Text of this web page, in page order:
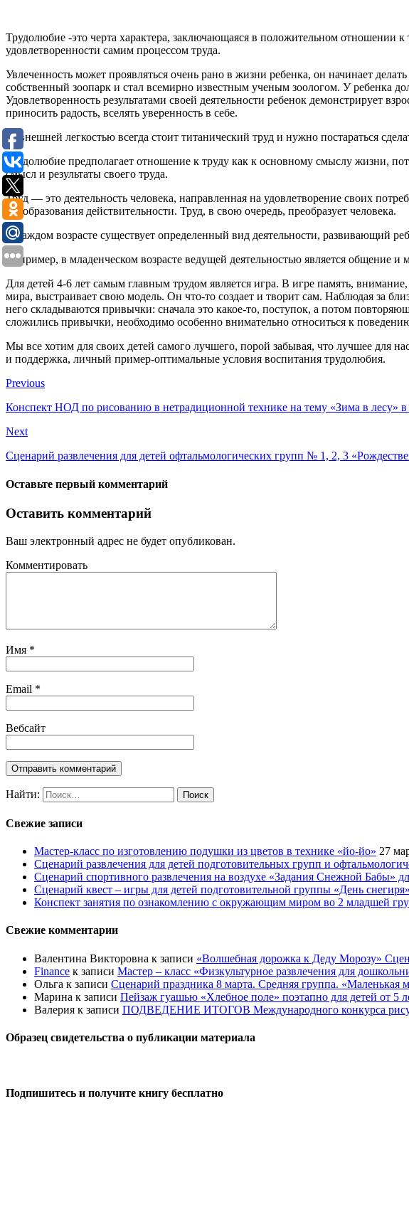
Трудолюбие -это черта характера, заключающаяся в положительном отношении
удовлетворенности самим процессом труда.
Увлеченность может проявляться очень рано в жизни ребенка, он начинает
собственный зоопарк и стал всемирно известным ученым зоологом. У ребенка
Удовлетворенность результатами своей деятельности ребенок демонстрирует
приносить радость, вселять уверенность в себе.
За внешней легкостью всегда стоит титанический труд и нужно постараться
Трудолюбие предполагает отношение к труду как к основному смыслу жизни,
смысл и результаты своего труда.
Труд — это деятельность человека, направленная на удовлетворение своих
преобразования действительности. Труд, в свою очередь, преобразует человека.
В каждом возрасте существует определенный вид деятельности, развивающий
Например, в младенческом возрасте ведущей деятельностью является общение
Для детей 4-6 лет самым главным трудом является игра. В игре память,
мира, выстраивает свою модель. Он что-то создает и творит сам. Наблюдая за
него складываются привычки: сначала это какое-то, поступок, а потом
сложились привычки, необходимо особенно внимательно относиться к
Мы все хотим для своих детей самого лучшего, порой забывая, что лучшее для
и поддержка, личный пример-оптимальные условия воспитания трудолюбия.
Previous
Конспект НОД по рисованию в нетрадиционной технике на тему «Зима в лесу» в
Next
Сценарий развлечения для детей офтальмологических групп № 1, 2, 3
Оставьте первый комментарий
Оставить комментарий
Ваш электронный адрес не будет опубликован.
Комментировать
Имя *
Email *
Вебсайт
Найти:
Свежие записи
Мастер-класс по изготовлению подушки из цветов в технике «йо-йо» 27
Сценарий развлечения для детей подготовительных групп и
Сценарий спортивного развлечения на воздухе «Задания Снежной Бабы»
Сценарий квест – игры для детей подготовительной группы «День снегиря»
Конспект занятия по ознакомлению с окружающим миром во 2 младшей
Свежие комментарии
Валентина Викторовна к записи «Волшебная дорожка к Деду Морозу»
Finance к записи Мастер – класс «Физкультурное развлечения для
Ольга к записи Сценарий праздника 8 марта. Средняя группа. «Маленькая
Марина к записи Пейзаж гуашью «Хлебное поле» поэтапно для детей от 5
Валерия к записи ПОДВЕДЕНИЕ ИТОГОВ Международного конкурса
Образец свидетельства о публикации материала
Подпишитесь и получите книгу бесплатно